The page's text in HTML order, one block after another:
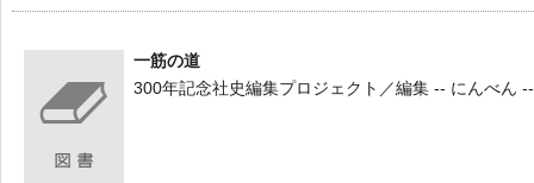
一筋の道
300年記念社史編集プロジェクト／編集 -- にんべん